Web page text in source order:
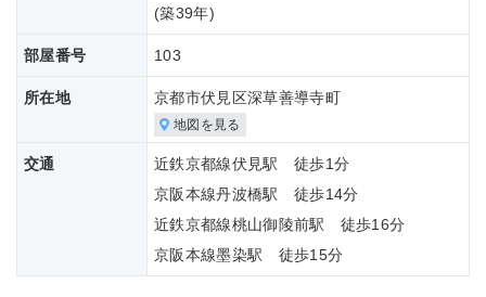
(築39年)
部屋番号 103
所在地 京都市伏見区深草善導寺町
地図を見る
交通
近鉄京都線伏見駅 徒歩1分
京阪本線丹波橋駅 徒歩14分
近鉄京都線桃山御陵前駅 徒歩16分
京阪本線墨染駅 徒歩15分